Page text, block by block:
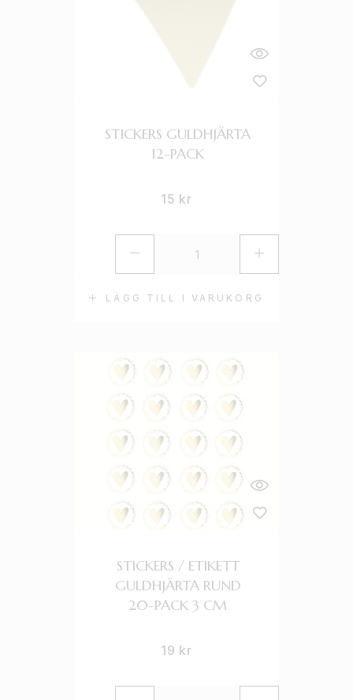
LÄGG TILL I VARUKORG
STICKERS GULDHJÄRTA
12-PACK
15 kr
STICKERS / ETIKETT
GULDHJÄRTA RUND
20-PACK 3 CM
19 kr